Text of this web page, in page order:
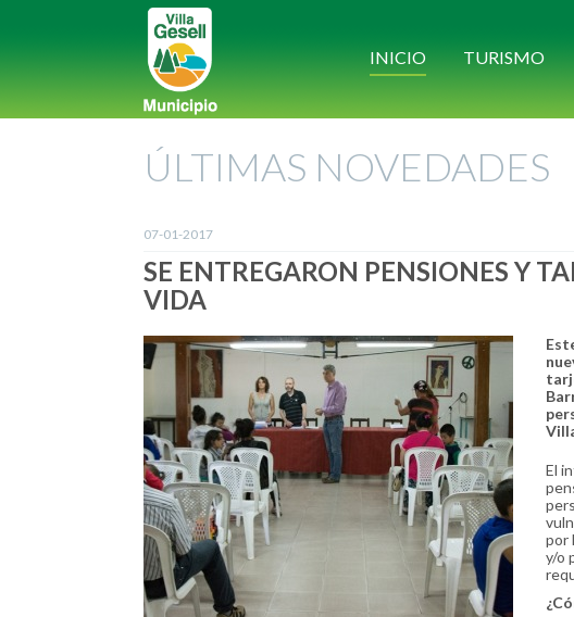
INICIO TURISMO
ÚLTIMAS NOVEDADES
07-01-2017
SE ENTREGARON PENSIONES Y
VIDA
El
por
y/o